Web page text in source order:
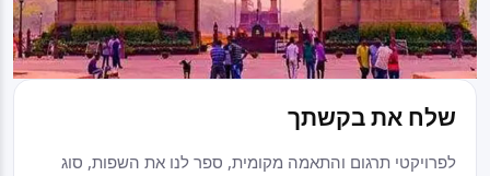
שלח את בקשתך
לפרויקטי תרגום והתאמה מקומית, ספר לנו את השפות, סוג